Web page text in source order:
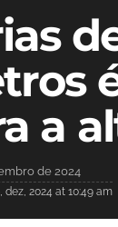
a
de 2024
dez, 2024 at 10:49 am